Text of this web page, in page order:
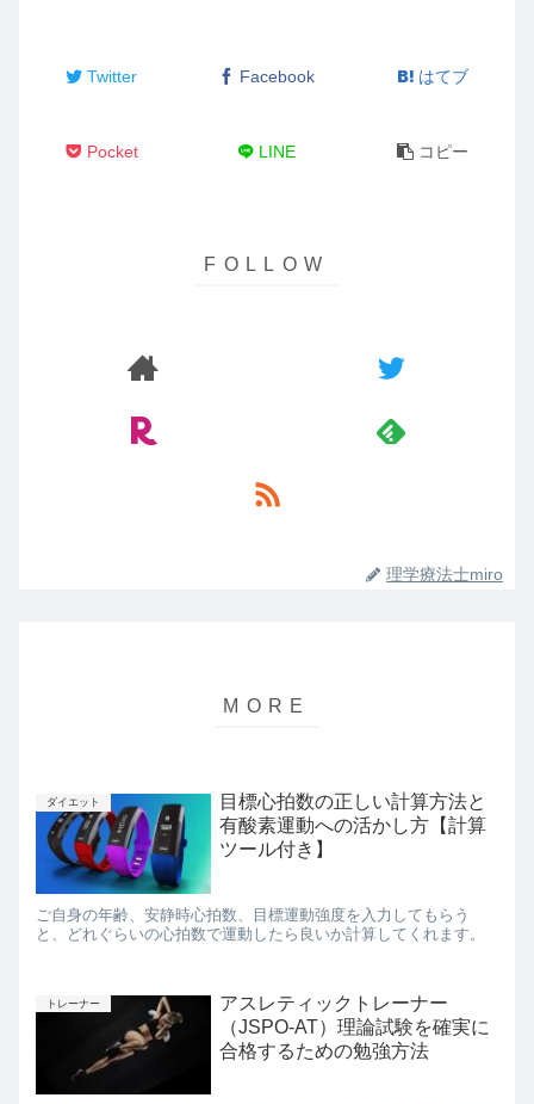
Twitter Facebook はてブ
Pocket LINE コピー
理学療法士miro
ダイエット
目標心拍数の正しい計算方法と
有酸素運動への活かし方【計算
ツール付き】
ご自身の年齢、安静時心拍数、目標運動強度を入力してもらう
と、どれぐらいの心拍数で運動したら良いか計算してくれます。
トレーナー
アスレティックトレーナー
（JSPO-AT）理論試験を確実に
合格するための勉強方法